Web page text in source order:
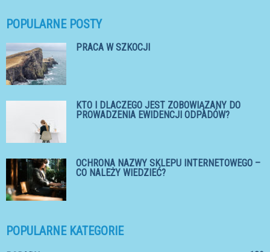
POPULARNE POSTY
PRACA W SZKOCJI
KTO I DLACZEGO JEST ZOBOWIĄZANY DO
PROWADZENIA EWIDENCJI ODPADÓW?
OCHRONA NAZWY SKLEPU INTERNETOWEGO –
CO NALEŻY WIEDZIEĆ?
POPULARNE KATEGORIE